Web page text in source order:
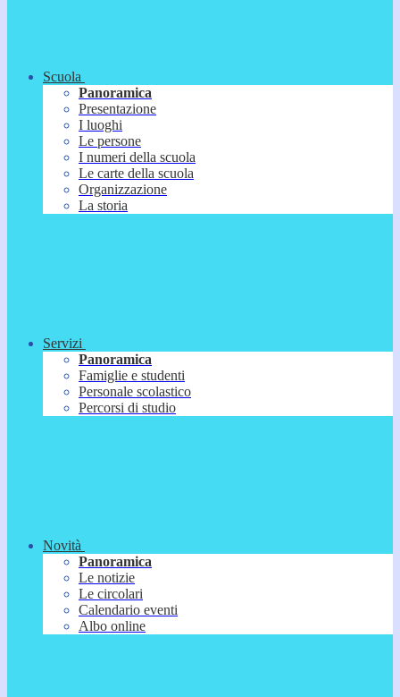
Scuola
Panoramica
Presentazione
I luoghi
Le persone
I numeri della scuola
Le carte della scuola
Organizzazione
La storia
Servizi
Panoramica
Famiglie e studenti
Personale scolastico
Percorsi di studio
Novità
Panoramica
Le notizie
Le circolari
Calendario eventi
Albo online